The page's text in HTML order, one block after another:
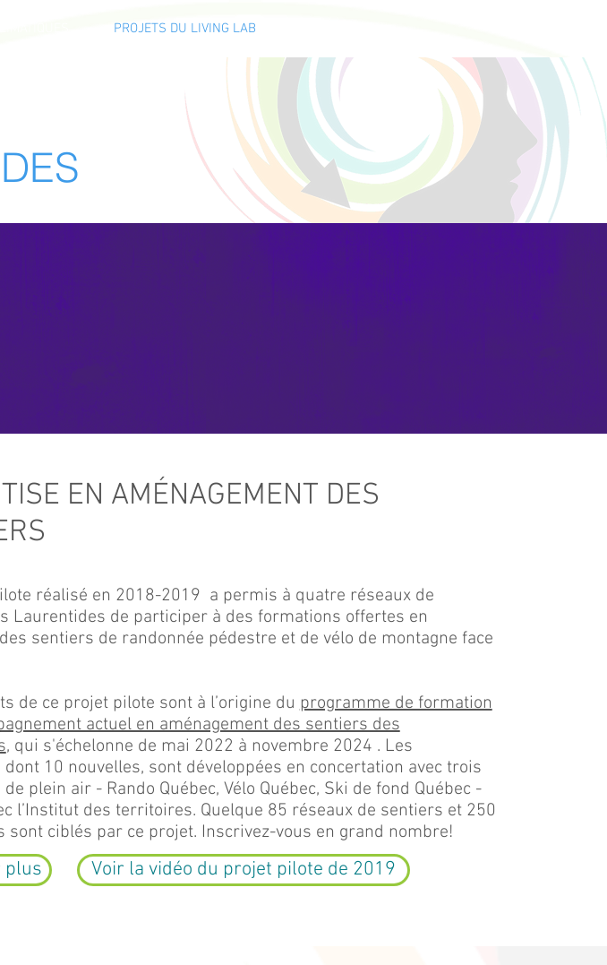
PROJETS DU LIVING LAB
EN AMÉNAGEMENT DES
réalisé en 2018-2019 a permis à quatre réseaux de
Laurentides de participer à des formations offertes en
sentiers de randonnée pédestre et de vélo de montagne face
de ce projet pilote sont à l’origine duprogramme de formation
actuel en aménagement des sentiers des
, qui s'échelonne de mai 2022 à novembre 2024 . Les
10 nouvelles, sont développées en concertation avec trois
plein air - Rando Québec, Vélo Québec, Ski de fond Québec -
l’Institut des territoires. Quelque 85 réseaux de sentiers et 250
sont ciblés par ce projet. Inscrivez-vous en grand nombre!
plus Voir la vidéo du projet pilote de 2019